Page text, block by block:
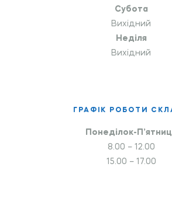
Субота
Вихідний
Неділя
Вихідний
ГРАФІК РОБОТИ
Понеділок-
8.00 – 12.00
15.00 – 17.00